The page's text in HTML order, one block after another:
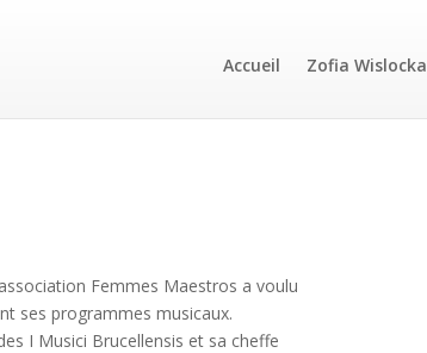
Accueil Zofia Wislocka
Femmes Maestros a voulu
ses programmes musicaux.
I Musici Brucellensis et sa cheffe